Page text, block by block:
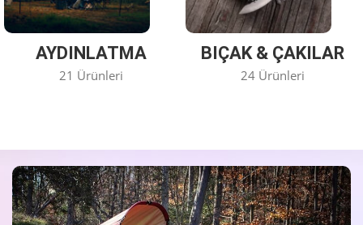
AYDINLATMA
21 Ürünleri
BIÇAK & ÇAKILAR
24 Ürünleri